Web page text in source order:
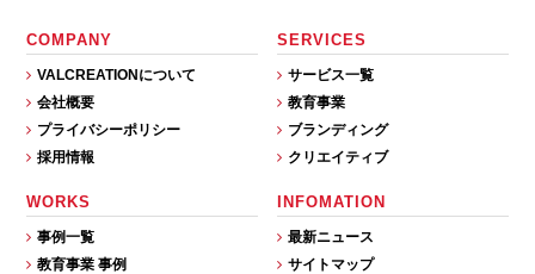
COMPANY
VALCREATIONについて
会社概要
プライバシーポリシー
採用情報
SERVICES
サービス一覧
教育事業
ブランディング
クリエイティブ
WORKS
事例一覧
教育事業 事例
INFOMATION
最新ニュース
サイトマップ